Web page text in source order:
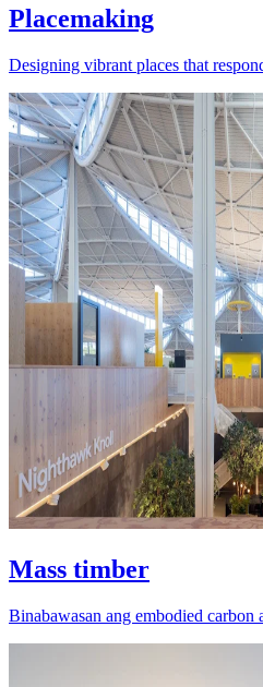
Placemaking
Designing vibrant places that
Mass timber
Binabawasan ang embodied carbon